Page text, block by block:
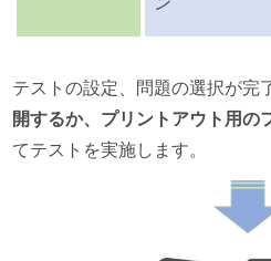
テストの設定、問題の選択が完
開するか、プリントアウト用の
てテストを実施します。